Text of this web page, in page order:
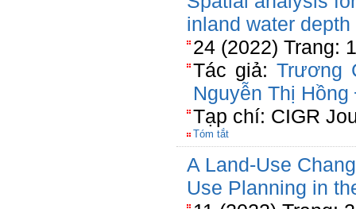
inland water depth
24 (2022) Trang:
Tác giả: Trương
Nguyễn Thị
Tạp chí: CIGR
Tóm tắt
A Land-Use
Use Planning in